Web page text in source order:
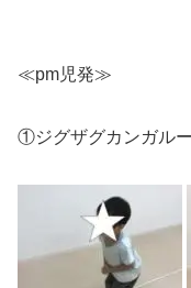
≪pm児発≫
①ジグザグカンガル